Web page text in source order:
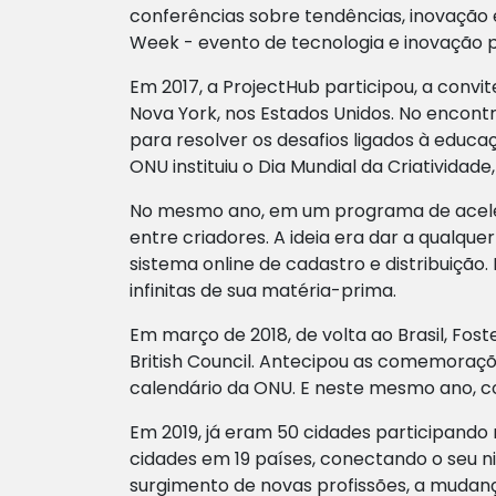
conferências sobre tendências,
Week - evento de tecnologia e inovação
Em 2017, a ProjectHub participou, a
Nova York, nos Estados Unidos. No
para resolver os desafios ligados à
ONU instituiu o Dia Mundial da
No mesmo ano, em um programa de
entre criadores. A ideia era dar a
sistema online de cadastro e
infinitas de sua matéria-prima.
Em março de 2018, de volta ao Brasil,
British Council. Antecipou as
calendário da ONU. E neste mesmo
Em 2019, já eram 50 cidades
cidades em 19 países, conectando o seu
surgimento de novas profissões, a